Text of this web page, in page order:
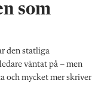
som
den statliga
väntat på – men
och mycket mer skriver